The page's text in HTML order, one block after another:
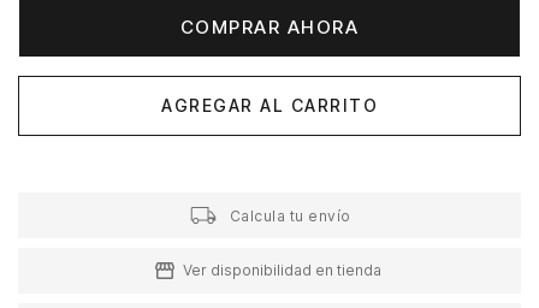
COMPRAR AHORA
AGREGAR AL CARRITO
Calcula tu envío
Ver disponibilidad en tienda